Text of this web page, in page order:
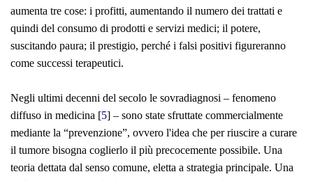
aumenta tre cose: i profitti, aumentando il numero dei trattati e
quindi del consumo di prodotti e servizi medici; il potere,
suscitando paura; il prestigio, perché i falsi positivi figureranno
come successi terapeutici.
Negli ultimi decenni del secolo le sovradiagnosi – fenomeno
diffuso in medicina [5] – sono state sfruttate commercialmente
mediante la “prevenzione”, ovvero l'idea che per riuscire a curare
il tumore bisogna coglierlo il più precocemente possibile. Una
teoria dettata dal senso comune, eletta a strategia principale. Una